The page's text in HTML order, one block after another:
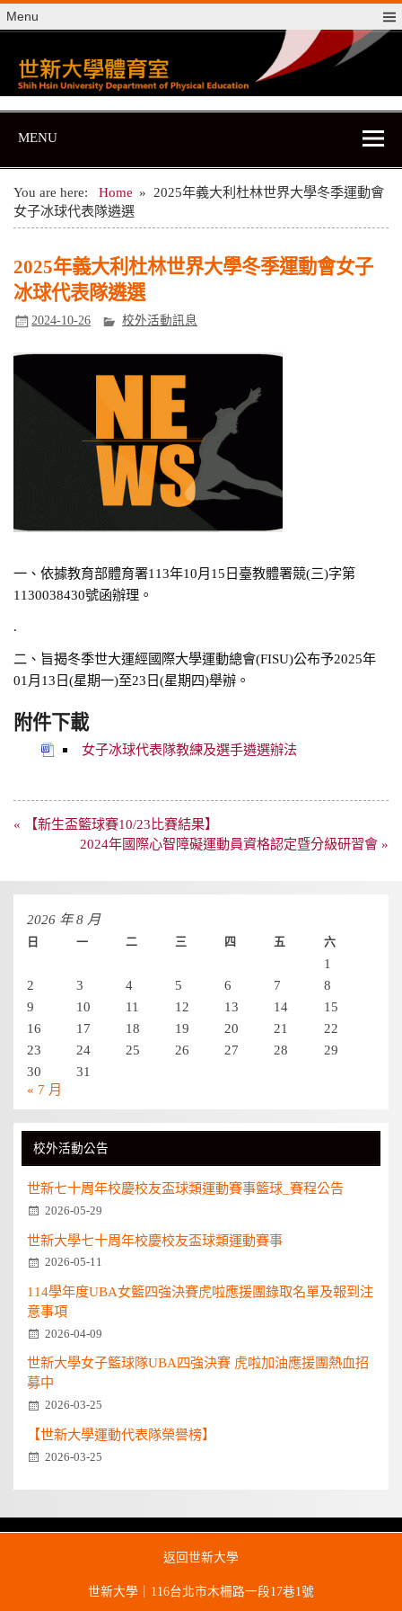
Skip
to
content
Menu
世新大學體育室
世新大學體育室
MENU
You are here: Home
2025年義大利杜林世界大學冬季運動會
女子冰球代表隊遴選
2025年義大利杜林世界大學冬季運動會女子
冰球代表隊遴選
2024-10-26 校外活動訊息
一、依據教育部體育署113年10月15日臺教體署競(三)字第
1130038430號函辦理。
.
二、旨揭冬季世大運經國際大學運動總會(FISU)公布予2025年
01月13日(星期一)至23日(星期四)舉辦。
附件下載
女子冰球代表隊教練及選手遴選辦法
文
覽
« 【新生盃籃球賽10/23比賽結果】
2024年國際心智障礙運動員資格認定暨分級研習會 »
2026 年 8 月
日 一 二 三 四 五 六
1
2
3 4 5 6 7
8
9
10 11 12 13 14
15
16
17 18 19 20 21
22
23
24 25 26 27 28
29
30
31
« 7 月
校外活動公告
世新七十周年校慶校友盃球類運動賽事籃球_賽程公告
2026-05-29
世新大學七十周年校慶校友盃球類運動賽事
2026-05-11
114學年度UBA女籃四強決賽虎啦應援團錄取名單及報到注
意事項
2026-04-09
世新大學女子籃球隊UBA四強決賽 虎啦加油應援團熱血招
募中
2026-03-25
【世新大學運動代表隊榮譽榜】
2026-03-25
返回世新大學
世新大學｜116台北市木柵路一段17巷1號